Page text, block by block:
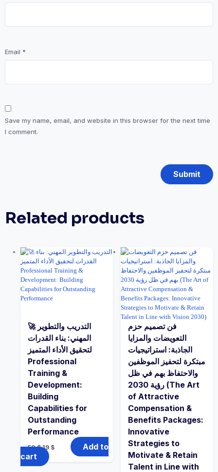
Email *
Save my name, email, and website in this browser for the next time
I comment.
Related products
🚀 التدريب والتطوير
المهني: بناء القدرات
لتحقيق الأداء المتميز
Professional
Training &
Development:
Building
Capabilities for
Outstanding
Performance
50$ 19 $
Add to
cart
فن تصميم حزم
التعويضات والمزايا
الجاذبة: استراتيجيات
مبتكرة لتحفيز الموظفين
والاحتفاظ بهم في ظل
رؤية 2030 (The Art
of Attractive
Compensation &
Benefits Packages:
Innovative
Strategies to
Motivate & Retain
Talent in Line with